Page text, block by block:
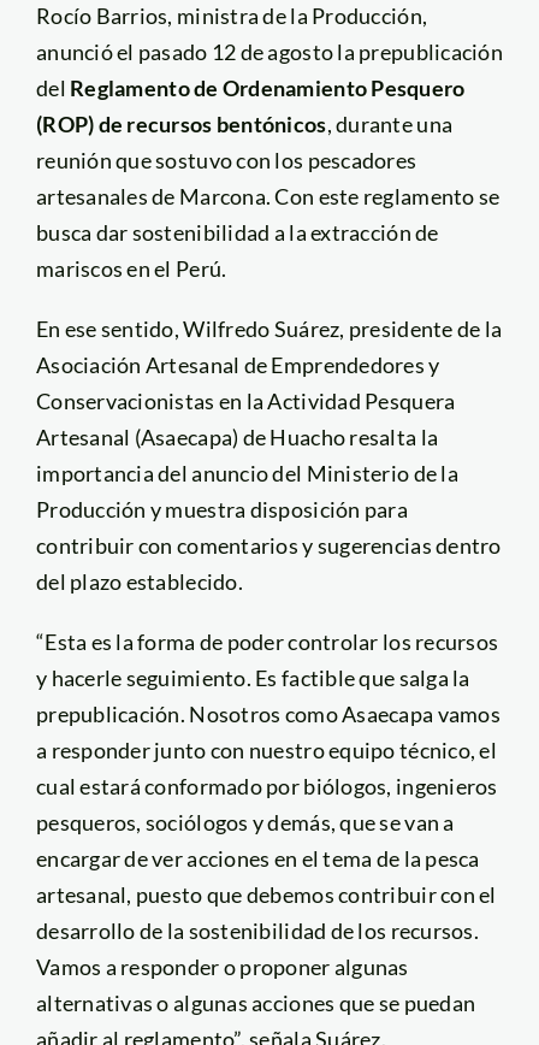
Rocío Barrios, ministra de la Producción,
anunció el pasado 12 de agosto la prepublicación
del Reglamento de Ordenamiento Pesquero
(ROP) de recursos bentónicos, durante una
reunión que sostuvo con los pescadores
artesanales de Marcona. Con este reglamento se
busca dar sostenibilidad a la extracción de
mariscos en el Perú.
En ese sentido, Wilfredo Suárez, presidente de la
Asociación Artesanal de Emprendedores y
Conservacionistas en la Actividad Pesquera
Artesanal (Asaecapa) de Huacho resalta la
importancia del anuncio del Ministerio de la
Producción y muestra disposición para
contribuir con comentarios y sugerencias dentro
del plazo establecido.
“Esta es la forma de poder controlar los recursos
y hacerle seguimiento. Es factible que salga la
prepublicación. Nosotros como Asaecapa vamos
a responder junto con nuestro equipo técnico, el
cual estará conformado por biólogos, ingenieros
pesqueros, sociólogos y demás, que se van a
encargar de ver acciones en el tema de la pesca
artesanal, puesto que debemos contribuir con el
desarrollo de la sostenibilidad de los recursos.
Vamos a responder o proponer algunas
alternativas o algunas acciones que se puedan
añadir al reglamento”, señala Suárez.